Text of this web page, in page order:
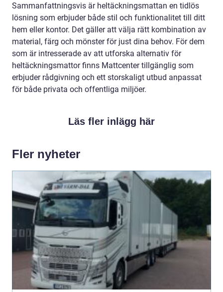
Sammanfattningsvis är heltäckningsmattan en tidlös
lösning som erbjuder både stil och funktionalitet till ditt
hem eller kontor. Det gäller att välja rätt kombination av
material, färg och mönster för just dina behov. För dem
som är intresserade av att utforska alternativ för
heltäckningsmattor finns Mattcenter tillgänglig som
erbjuder rådgivning och ett storskaligt utbud anpassat
för både privata och offentliga miljöer.
Läs fler inlägg här
Fler nyheter